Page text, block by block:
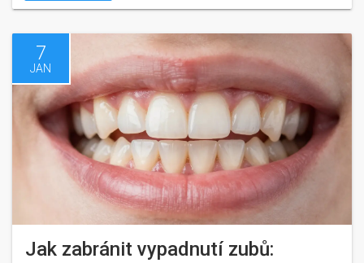
7
JAN
Jak zabránit vypadnutí zubů: